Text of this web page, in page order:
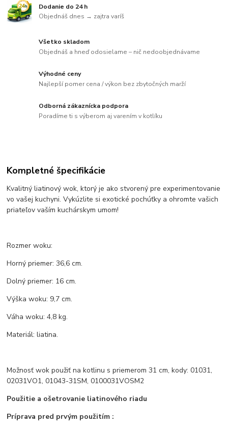
Dodanie do 24 h
Objednáš dnes → zajtra varíš
Všetko skladom
Objednáš a hneď odosielame – nič nedoobjednávame
Výhodné ceny
Najlepší pomer cena / výkon bez zbytočných marží
Odborná zákaznícka podpora
Poradíme ti s výberom aj varením v kotlíku
Kompletné špecifikácie
Kvalitný liatinový wok, ktorý je ako stvorený pre experimentovanie
vo vašej kuchyni. Vykúzlite si exotické pochúťky a ohromte vašich
priateľov vaším kuchárskym umom!
Rozmer woku:
Horný priemer: 36,6 cm.
Dolný priemer: 16 cm.
Výška woku: 9,7 cm.
Váha woku: 4,8 kg.
Materiál: liatina.
Možnosť wok použiť na kotlinu s priemerom 31 cm, kody: 01031,
02031VO1, 01043-31SM, 0100031VOSM2
Použitie a ošetrovanie liatinového riadu
Príprava pred prvým použitím :